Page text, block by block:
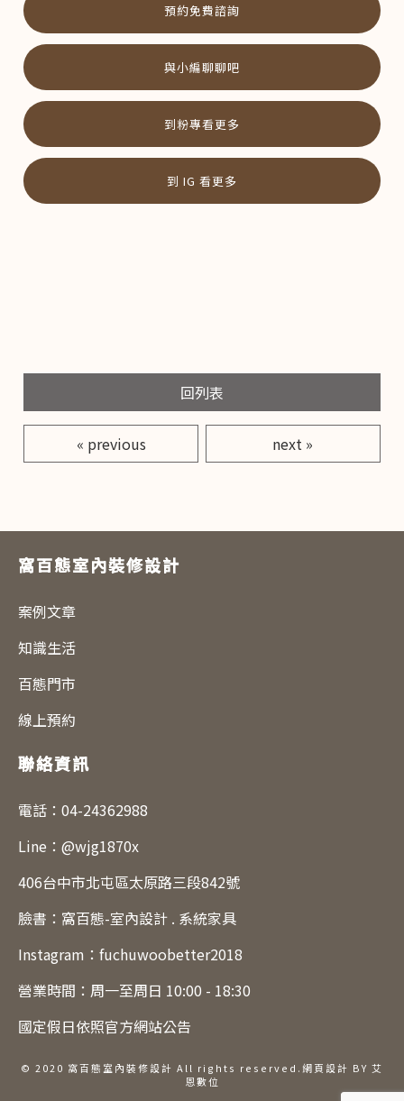
預約免費諮詢
與小編聊聊吧
到粉專看更多
到 IG 看更多
回列表
« previous next »
窩百態室內裝修設計
案例文章
知識生活
百態門市
線上預約
聯絡資訊
電話： 04-24362988
Line： @wjg1870x
406台中市北屯區太原路三段842號
臉書： 窩百態-室內設計 . 系統家具
Instagram： fuchuwoobetter2018
營業時間：周一至周日 10:00 - 18:30
國定假日依照官方網站公告
© 2020 窩百態室內裝修設計 All rights reserved.網頁設計 BY 艾
恩數位